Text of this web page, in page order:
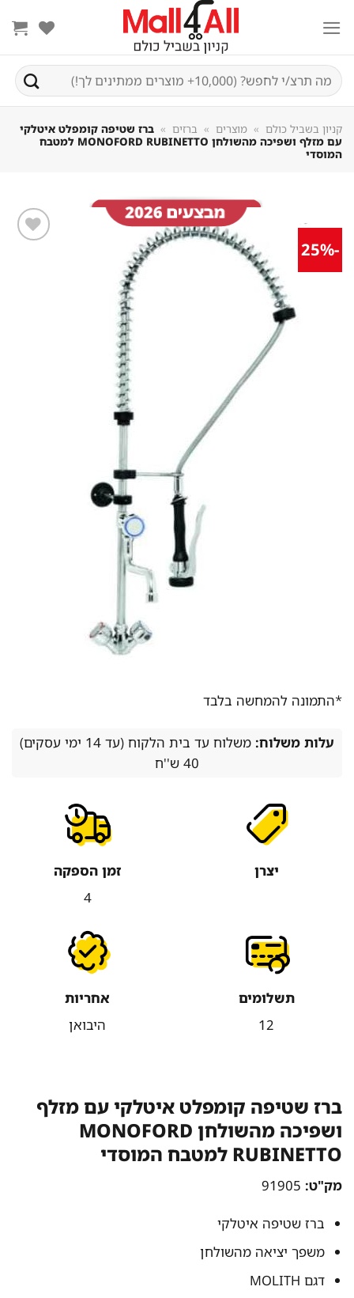
חיפוש
עבור:
קניון בשביל כולם מוצרים ברזים
ברז שטיפה קומפלט איטלקי
עם מזלף ושפיכה מהשולחן MONOFORD RUBINETTO למטבח
המוסדי
*התמונה להמחשה בלבד
עלות משלוח:
משלוח עד בית הלקוח (עד 14 ימי עסקים)
40 ש''ח
יצרן
זמן הספקה
4
תשלומים
12
אחריות
היבואן
ברז שטיפה קומפלט איטלקי עם מזלף
ושפיכה מהשולחן MONOFORD
RUBINETTO למטבח המוסדי
מק"ט:91905
ברז שטיפה איטלקי
משפך יציאה מהשולחן
דגם MOLITH